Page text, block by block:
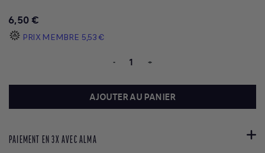
6,50 €
PRIX MEMBRE 5,53 €
- +
AJOUTER AU PANIER
PAIEMENT EN 3X AVEC ALMA